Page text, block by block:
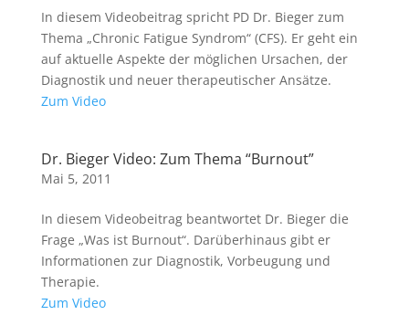
In diesem Videobeitrag spricht PD Dr. Bieger zum
Thema „Chronic Fatigue Syndrom“ (CFS). Er geht ein
auf aktuelle Aspekte der möglichen Ursachen, der
Diagnostik und neuer therapeutischer Ansätze.
Zum Video
Dr. Bieger Video: Zum Thema “Burnout”
Mai 5, 2011
In diesem Videobeitrag beantwortet Dr. Bieger die
Frage „Was ist Burnout“. Darüberhinaus gibt er
Informationen zur Diagnostik, Vorbeugung und
Therapie.
Zum Video